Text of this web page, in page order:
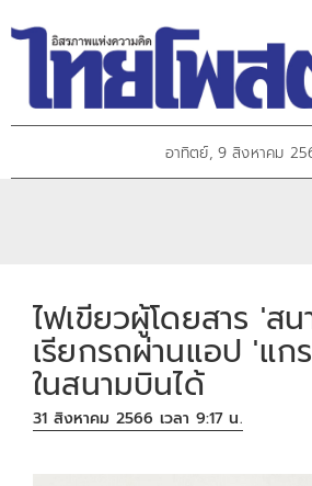
อาทิตย์, 9 สิงหาคม
ไฟเขียวผู้โดยสาร 'ส
เรียกรถผ่านแอป 'แก
ในสนามบินได้
31 สิงหาคม 2566 เวลา 9:17 น.